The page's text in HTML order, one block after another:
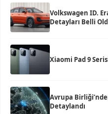
Volkswagen ID.
Detayları Belli
Xiaomi Pad 9
Avrupa
Detaylandı